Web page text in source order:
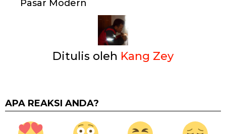
Pasar Modern
Ditulis oleh Kang Zey
APA REAKSI ANDA?